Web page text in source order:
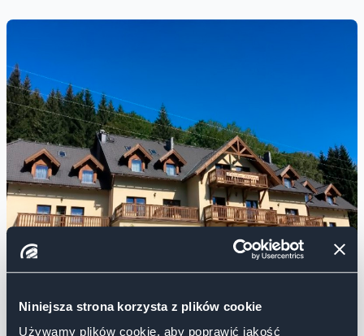
Niniejsza strona korzysta z plików cookie
Używamy plików cookie, aby poprawić jakość